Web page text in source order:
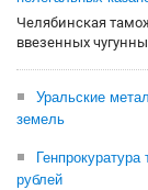
Челябинская
ввезенных
Уральские
земель
рублей